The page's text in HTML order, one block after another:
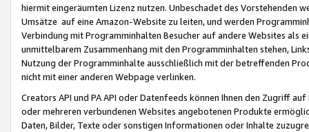
hiermit eingeräumten Lizenz nutzen. Unbeschadet des Vorstehenden
Umsätze auf eine Amazon-Website zu leiten, und werden
Verbindung mit Programminhalten Besucher auf andere Websites als
unmittelbarem Zusammenhang mit den Programminhalten stehen,
Nutzung der Programminhalte ausschließlich mit der betreffenden
nicht mit einer anderen Webpage verlinken.
Creators API und PA API oder Datenfeeds können Ihnen den Zugriff
oder mehreren verbundenen Websites angebotenen Produkte
Daten, Bilder, Texte oder sonstigen Informationen oder Inhalte